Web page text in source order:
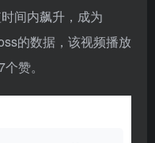
间内飙升，成为
的数据，该视频播放
赞。